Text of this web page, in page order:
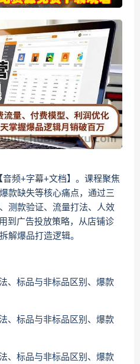
频+字幕+文档】。课程聚焦
款缺失等核心痛点，通过三
测款验证、流量打法、人效
到广告投放策略，从店铺诊
解爆品打造逻辑。
、标品与非标品区别、爆款
、标品与非标品区别、爆款
、标品与非标品区别、爆款